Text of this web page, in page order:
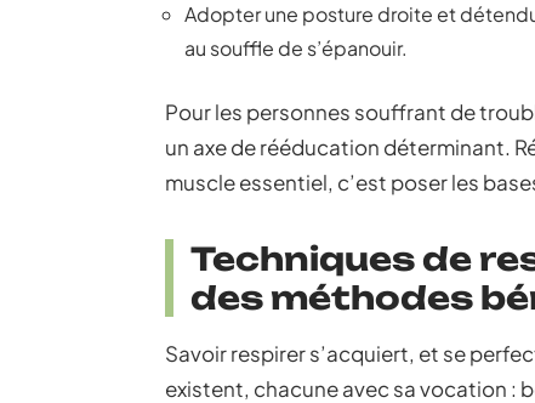
Adopter une posture droite et
au souffle de s’épanouir.
Pour les personnes souffrant de
un axe de rééducation déterminant.
muscle essentiel, c’est poser les
Techniques de
des méthodes
Savoir respirer s’acquiert, et se
existent, chacune avec sa vocation :